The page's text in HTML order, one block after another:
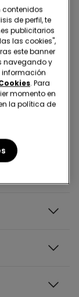
contenidos
de perfil, te
publicitarios
las cookies",
este banner
navegando y
información
. Para
momento en
la política de